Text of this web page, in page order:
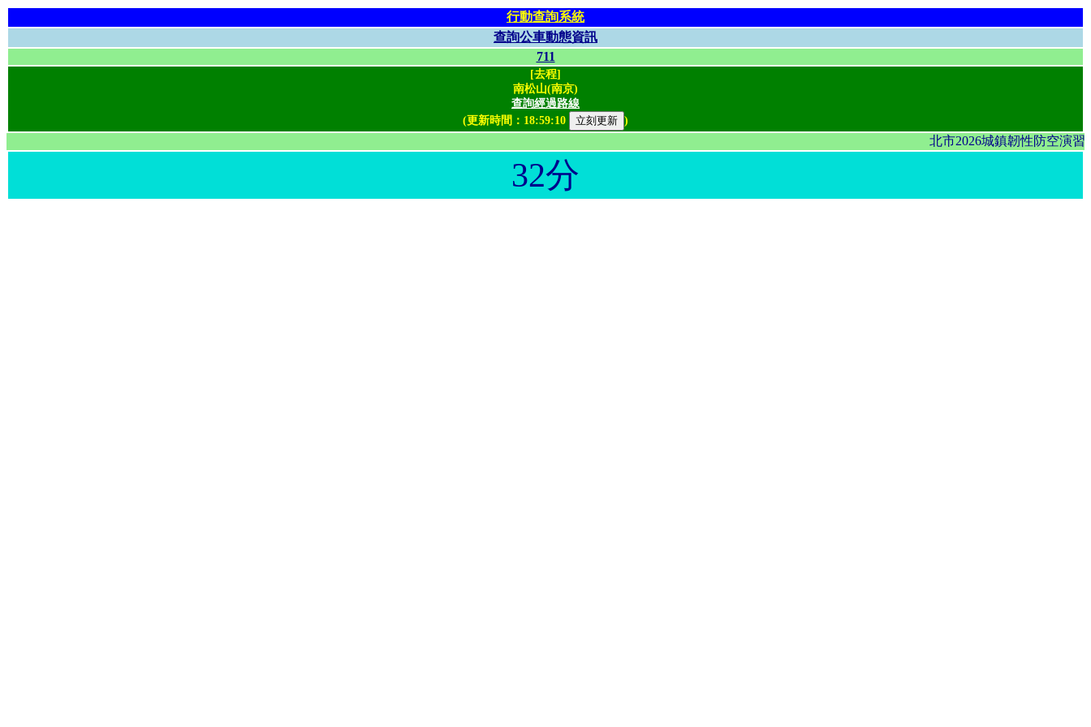
行動查詢系統
查詢公車動態資訊
711
[去程]
南松山(南京)
查詢經過路線
(更新時間： 18:59:10 )
北市2026城鎮韌性防空
32分